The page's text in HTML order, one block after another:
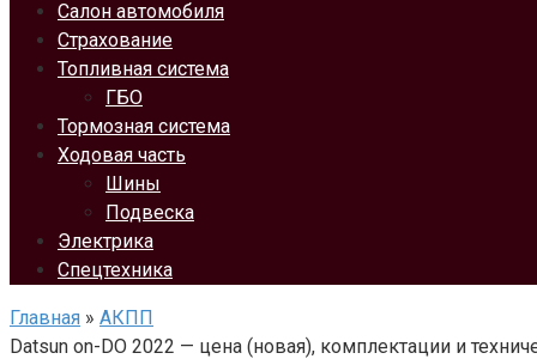
Салон автомобиля
Страхование
Топливная система
ГБО
Тормозная система
Ходовая часть
Шины
Подвеска
Электрика
Спецтехника
Главная » АКПП
Datsun on-DO 2022 — цена (новая), комплектации и